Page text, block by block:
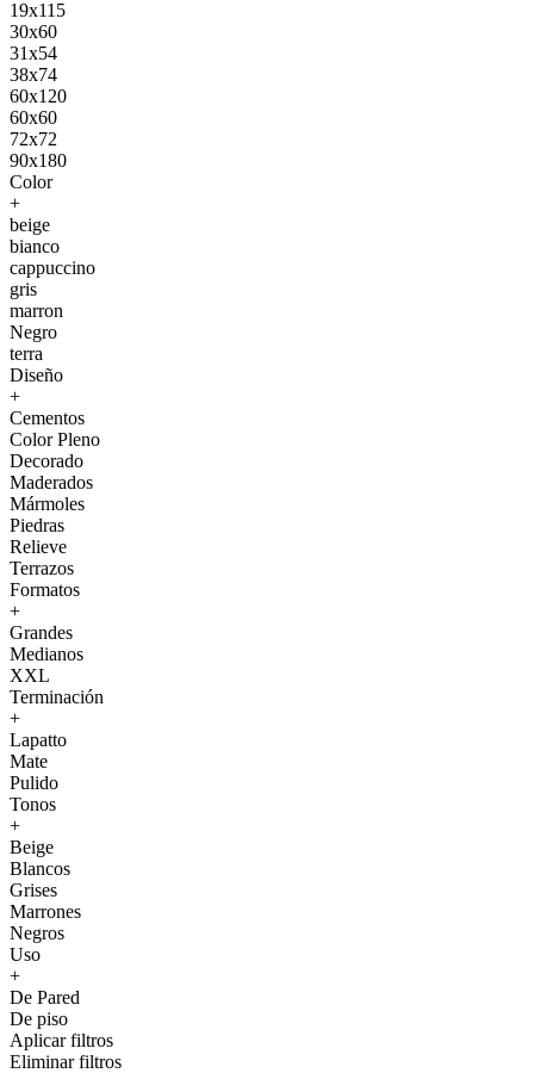
19x115
30x60
31x54
38x74
60x120
60x60
72x72
90x180
Color
+
beige
bianco
cappuccino
gris
marron
Negro
terra
Diseño
+
Cementos
Color Pleno
Decorado
Maderados
Mármoles
Piedras
Relieve
Terrazos
Formatos
+
Grandes
Medianos
XXL
Terminación
+
Lapatto
Mate
Pulido
Tonos
+
Beige
Blancos
Grises
Marrones
Negros
Uso
+
De Pared
De piso
Aplicar filtros
Eliminar filtros